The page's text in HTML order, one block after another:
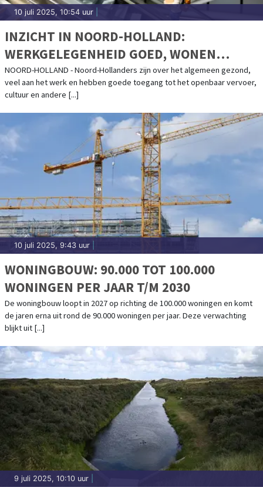
10 juli 2025, 10:54 uur
INZICHT IN NOORD-HOLLAND:
WERKGELEGENHEID GOED, WONEN
VRAAGT AANDACHT
NOORD-HOLLAND - Noord-Hollanders zijn over het algemeen gezond,
veel aan het werk en hebben goede toegang tot het openbaar vervoer,
cultuur en andere [...]
10 juli 2025, 9:43 uur
WONINGBOUW: 90.000 TOT 100.000
WONINGEN PER JAAR T/M 2030
De woningbouw loopt in 2027 op richting de 100.000 woningen en komt
de jaren erna uit rond de 90.000 woningen per jaar. Deze verwachting
blijkt uit [...]
9 juli 2025, 10:10 uur